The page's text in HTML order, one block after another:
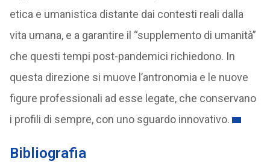
etica e umanistica distante dai contesti reali dalla
vita umana, e a garantire il “supplemento di umanità”
che questi tempi post-pandemici richiedono. In
questa direzione si muove l’antronomia e le nuove
figure professionali ad esse legate, che conservano
i profili di sempre, con uno sguardo innovativo.
Bibliografia